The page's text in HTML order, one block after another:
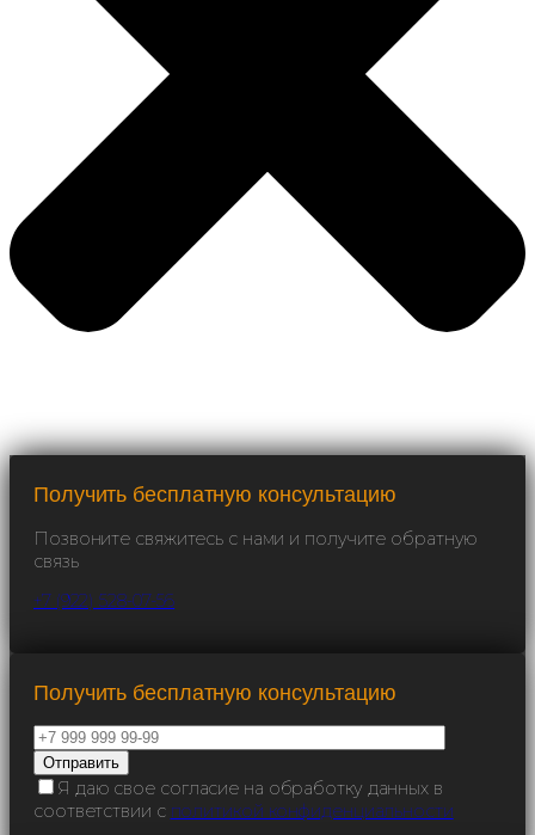
Получить бесплатную консультацию
Позвоните свяжитесь с нами и получите обратную
связь
+7 (922) 528-07-56
Получить бесплатную консультацию
Я даю свое согласие на обработку данных в
соответствии с политикой конфиденциальности